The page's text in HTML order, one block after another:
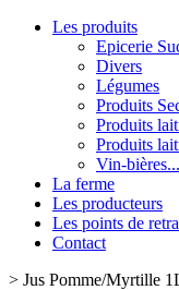
Les produits
Epicerie
Divers
Légumes
Produits
Produits
Produits
Vin-
La ferme
Les producteurs
Les points de
Contact
> Jus Pomme/Myrtille